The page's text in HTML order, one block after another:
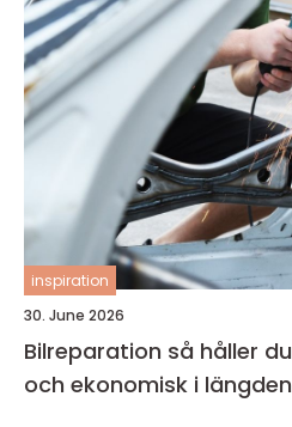
inspiration
30. June 2026
Bilreparation så håller du bilen säker, trygg
och ekonomisk i längden